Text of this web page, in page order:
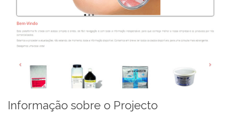
Informação sobre o Projecto